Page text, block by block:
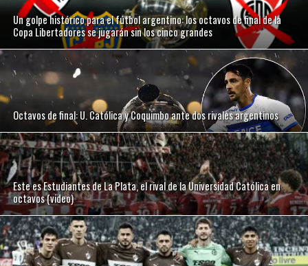
Un golpe histórico para el fútbol argentino: los octavos de final de la
Copa Libertadores se jugarán sin los cinco grandes
Octavos de final: U. Católica y Coquimbo ante dos rivales argentinos
Este es Estudiantes de La Plata, el rival de la Universidad Católica en
octavos (video)